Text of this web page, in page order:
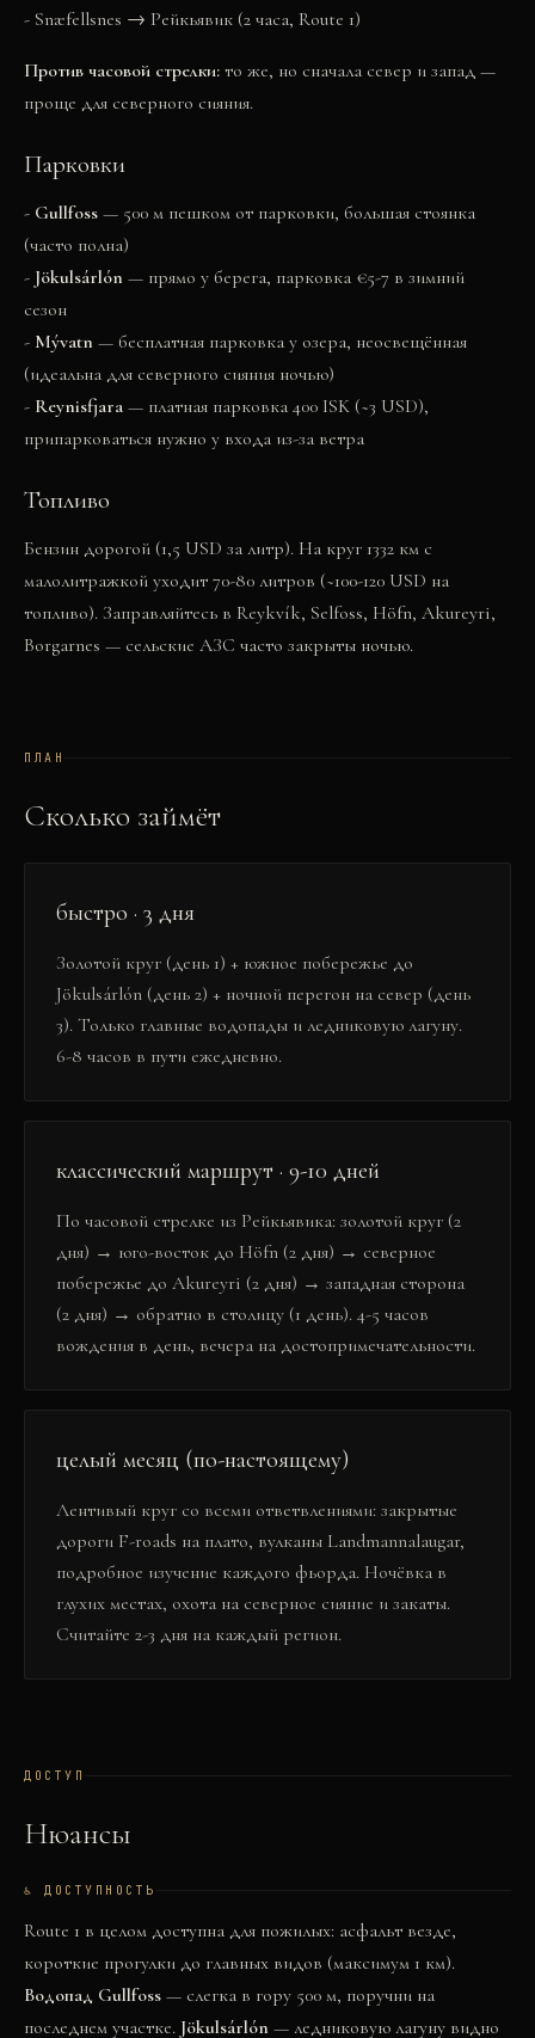
- Snæfellsnes → Рейкьявик (2 часа, Route 1)
Против часовой стрелки: то же, но сначала север и запад —
проще для северного сияния.
Парковки
- Gullfoss — 500 м пешком от парковки, большая стоянка
(часто полна)
- Jökulsárlón — прямо у берега, парковка €5-7 в зимний
сезон
- Mývatn — бесплатная парковка у озера, неосвещённая
(идеальна для северного сияния ночью)
- Reynisfjara — платная парковка 400 ISK (~3 USD),
припарковаться нужно у входа из-за ветра
Топливо
Бензин дорогой (1,5 USD за литр). На круг 1332 км с
малолитражкой уходит 70-80 литров (~100-120 USD на
топливо). Заправляйтесь в Reykvík, Selfoss, Höfn, Akureyri,
Borgarnes — сельские АЗС часто закрыты ночью.
ПЛАН
Сколько займёт
быстро · 3 дня
Золотой круг (день 1) + южное побережье до
Jökulsárlón (день 2) + ночной перегон на север (день
3). Только главные водопады и ледниковую лагуну.
6-8 часов в пути ежедневно.
классический маршрут · 9-10 дней
По часовой стрелке из Рейкьявика: золотой круг (2
дня) → юго-восток до Höfn (2 дня) → северное
побережье до Akureyri (2 дня) → западная сторона
(2 дня) → обратно в столицу (1 день). 4-5 часов
вождения в день, вечера на достопримечательности.
целый месяц (по-настоящему)
Лентивый круг со всеми ответвлениями: закрытые
дороги F-roads на плато, вулканы Landmannalaugar,
подробное изучение каждого фьорда. Ночёвка в
глухих местах, охота на северное сияние и закаты.
Считайте 2-3 дня на каждый регион.
ДОСТУП
Нюансы
♿ ДОСТУПНОСТЬ
Route 1 в целом доступна для пожилых: асфальт везде,
короткие прогулки до главных видов (максимум 1 км).
Водопад Gullfoss — слегка в гору 500 м, поручни на
последнем участке. Jökulsárlón — ледниковую лагуну видно